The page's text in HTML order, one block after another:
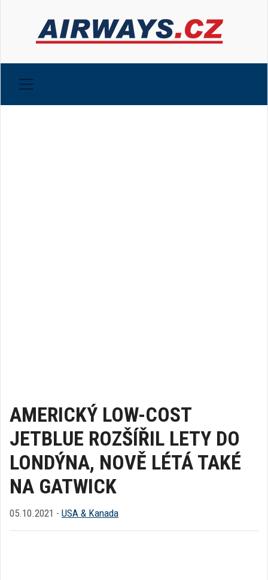
AMERICKÝ LOW-COST
JETBLUE ROZŠÍŘIL LETY DO
LONDÝNA, NOVĚ LÉTÁ TAKÉ
NA GATWICK
05.10.2021 - USA & Kanada